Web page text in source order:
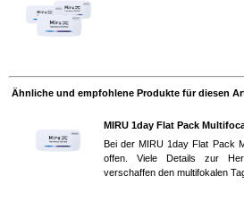
Ähnliche und empfohlene Produkte für diesen
MIRU 1day Flat Pack
Bei der MIRU 1day Flat Pack
offen. Viele Details zur
verschaffen den multifokalen